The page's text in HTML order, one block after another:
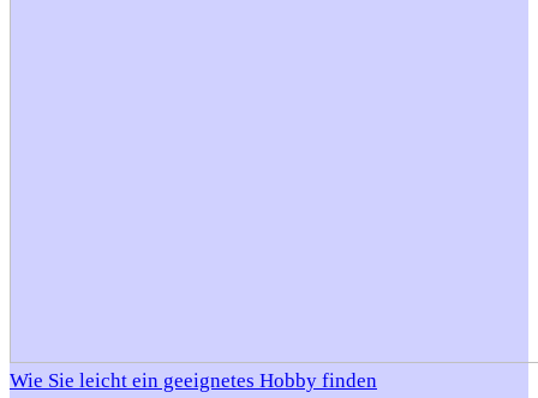
Wie Sie leicht ein geeignetes Hobby finden